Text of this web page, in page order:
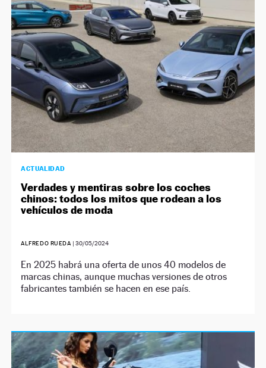
NEWSLETTER
SÍGUENOS
ACTUALIDAD
Verdades y mentiras sobre los coches
chinos: todos los mitos que rodean a los
vehículos de moda
ALFREDO RUEDA | 30/05/2024
En 2025 habrá una oferta de unos 40 modelos de
marcas chinas, aunque muchas versiones de otros
fabricantes también se hacen en ese país.